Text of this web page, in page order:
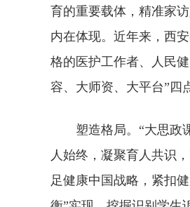
育的重要载体，精准家
内在体现。近年来，西
格的医护工作者、人民
容、大师资、大平台”四
塑造格局。“大思政
人始终，凝聚育人共识
足健康中国战略，紧扣